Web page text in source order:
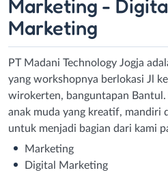
Marketing -
Marketing
PT Madani Technology Jogja
yang workshopnya berlokasi Jl
wirokerten, banguntapan Bantul.
anak muda yang kreatif, mandiri
untuk menjadi bagian dari kami
Marketing
Digital Marketing